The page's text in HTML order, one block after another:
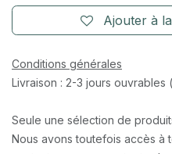
Ajouter à
Conditions générales
Livraison : 2-3 jours ouvrables
Seule une sélection de
Nous avons toutefois accès à